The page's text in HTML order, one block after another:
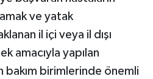
ve yatak
il içi veya il dışı
amacıyla yapılan
birimlerinde önemli